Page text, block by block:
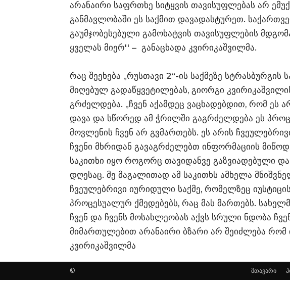
არანაირი საფრთხე სიტყვის თავისუფლებას არ
განმავლობაში ეს საქმით დავადასტურეთ.
გაუმჯობესებული გამოხატვის თავისუფლების
ყველას მიერ'' – განაცხადა კვირიკაშვილმა.
რაც შეეხება „რუსთავი 2“-ის საქმეზე
მიღებულ გადაწყვეტილებას, გიორგი
გრძელდება. „ჩვენ აქამდეც ვაცხადებდით, რომ ეს
დავა და სწორედ ამ ჭრილში გაგრძელდება ეს
მოვლენის ჩვენ არ გვმართებს. ეს არის
ჩვენი მხრიდან გავაგრძელებთ ინფორმაციის
საკითხი იყო როგორც თავიდანვე გაზვიადებული
დღესაც. მე მაგალითად ამ საკითხს ამხელა
ჩვეულებრივი იურიდული საქმე, რომელზეც
პროცესუალურ ქმედებებს, რაც მას მართებს.
ჩვენ და ჩვენს მოსახლეობას აქვს სრული ნდობა
მიმართულებით არანაირი ბზარი არ შეიძლება რომ
კვირიკაშვილმა
მთავარი
©